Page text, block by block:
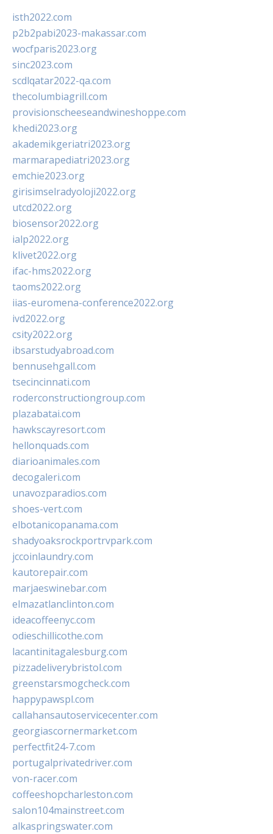
isth2022.com
p2b2pabi2023-makassar.com
wocfparis2023.org
sinc2023.com
scdlqatar2022-qa.com
thecolumbiagrill.com
provisionscheeseandwineshoppe.com
khedi2023.org
akademikgeriatri2023.org
marmarapediatri2023.org
emchie2023.org
girisimselradyoloji2022.org
utcd2022.org
biosensor2022.org
ialp2022.org
klivet2022.org
ifac-hms2022.org
taoms2022.org
iias-euromena-conference2022.org
ivd2022.org
csity2022.org
ibsarstudyabroad.com
bennusehgall.com
tsecincinnati.com
roderconstructiongroup.com
plazabatai.com
hawkscayresort.com
hellonquads.com
diarioanimales.com
decogaleri.com
unavozparadios.com
shoes-vert.com
elbotanicopanama.com
shadyoaksrockportrvpark.com
jccoinlaundry.com
kautorepair.com
marjaeswinebar.com
elmazatlanclinton.com
ideacoffeenyc.com
odieschillicothe.com
lacantinitagalesburg.com
pizzadeliverybristol.com
greenstarsmogcheck.com
happypawspl.com
callahansautoservicecenter.com
georgiascornermarket.com
perfectfit24-7.com
portugalprivatedriver.com
von-racer.com
coffeeshopcharleston.com
salon104mainstreet.com
alkaspringswater.com